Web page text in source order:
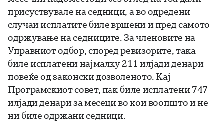
присуствувале на седници, а во одредени
случаи исплатите биле вршени и пред самото
одржување на седниците. За членовите на
Управниот одбор, според ревизорите, така
биле исплатени најмалку 211 илјади денари
повеќе од законски дозволеното. Кај
Програмскиот совет, пак биле исплатени 747
илјади денари за месеци во кои воопшто и не
ни биле одржани седници.